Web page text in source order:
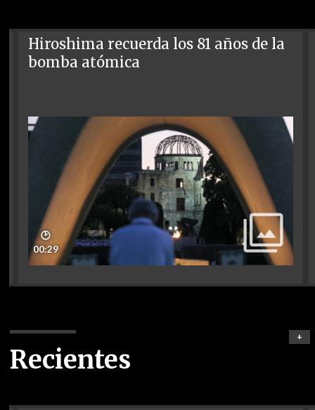
Hiroshima recuerda los 81 años de la
bomba atómica
🕑
00:29
Recientes
+